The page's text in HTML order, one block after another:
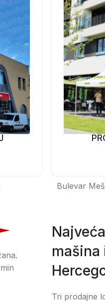
Bulevar
mašina
Tri prodajne